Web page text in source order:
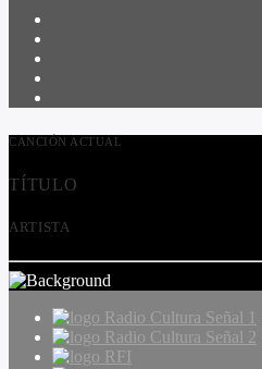
CANCIÓN ACTUAL
TÍTULO
ARTISTA
Radio Cultura Señal 1
Radio Cultura Señal 2
RFI